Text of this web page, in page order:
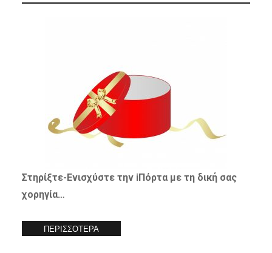
Στηρίξτε- Ενισχύστετην iΠόρτα με τη δική σας
χορηγία…
ΠΕΡΙΣΣΟΤΕΡΑ